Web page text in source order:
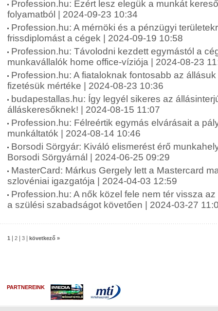
Profession.hu: Ezért lesz elegük a munkát
folyamatból | 2024-09-23 10:34
Profession.hu: A mérnöki és a pénzügyi
frissdiplomást a cégek | 2024-09-19 10:58
Profession.hu: Távolodni kezdett egymástól a
munkavállalók home office-víziója | 2024-08-23
Profession.hu: A fiataloknak fontosabb az
fizetésük mértéke | 2024-08-23 10:36
budapestallas.hu: Így legyél sikeres az
álláskeresőknek! | 2024-08-15 11:07
Profession.hu: Félreértik egymás elvárásait a
munkáltatók | 2024-08-14 10:46
Borsodi Sörgyár: Kiváló elismerést érő
Borsodi Sörgyárnál | 2024-06-25 09:29
MasterCard: Márkus Gergely lett a Mastercard
szlovéniai igazgatója | 2024-04-03 12:59
Profession.hu: A nők közel fele nem tér vissza
a szülési szabadságot követően | 2024-03-27
1 2 3 következő »
PARTNEREINK